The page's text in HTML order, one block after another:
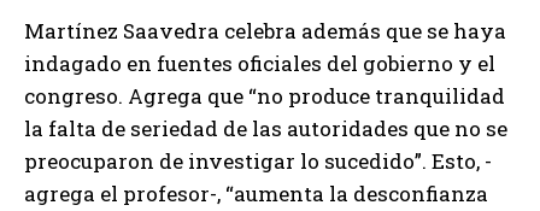
Martínez Saavedra celebra además que se haya
indagado en fuentes oficiales del gobierno y el
congreso. Agrega que “no produce tranquilidad
la falta de seriedad de las autoridades que no se
preocuparon de investigar lo sucedido”. Esto, -
agrega el profesor-, “aumenta la desconfianza